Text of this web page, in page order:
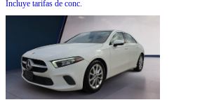
Incluye tarifas de conc.